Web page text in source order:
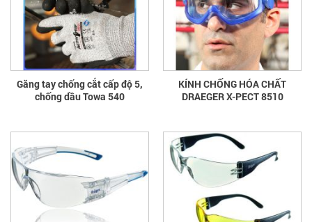
Găng tay chống cắt cấp độ 5,
chống dầu Towa 540
KÍNH CHỐNG HÓA CHẤT
DRAEGER X-PECT 8510